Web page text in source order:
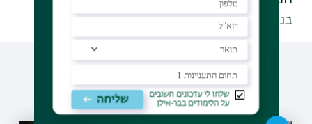
בניית הסכמות.
עוד כתבות שיעניינו אותך